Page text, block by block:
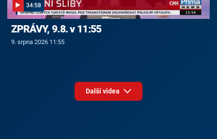
34:58
ZPRÁVY, 9.8. v 11:55
9. srpna 2026 11:55
Další videa